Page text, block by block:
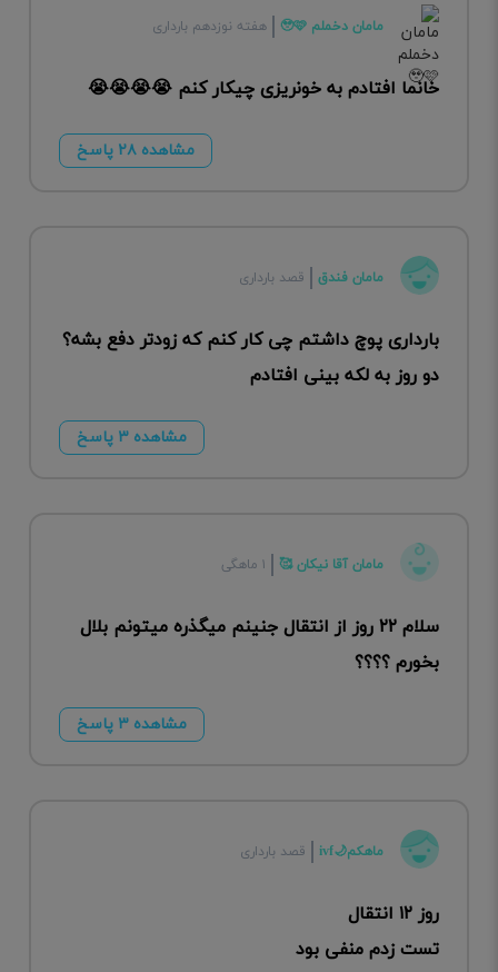
مامان دخملم 🥹🩷 هفته نوزدهم بارداری
خانما افتادم به خونریزی چیکار کنم 😭😭😭😭
مشاهده ۲۸ پاسخ
مامان فندق قصد بارداری
بارداری پوچ داشتم چی کار کنم که زودتر دفع بشه؟
دو روز به لکه بینی افتادم
مشاهده ۳ پاسخ
مامان آقا نیکان 🥰 ۱ ماهگی
سلام ۲۲ روز از انتقال جنینم میگذره میتونم بلال
بخورم ؟؟؟؟
مشاهده ۳ پاسخ
ماهکم🌙ivf قصد بارداری
روز ۱۲ انتقال
تست زدم منفی بود